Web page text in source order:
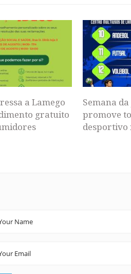
a Lamego
gratuito
Semana
promove